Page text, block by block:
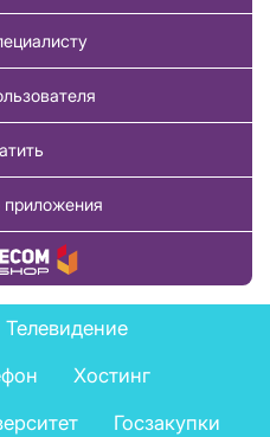
товар
Телевидение
Хостинг
Госзакупки